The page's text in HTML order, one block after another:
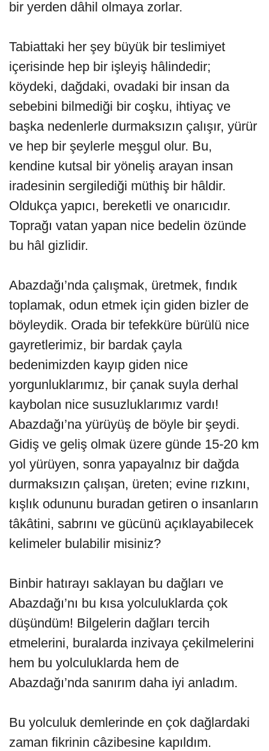
bir yerden dâhil olmaya zorlar.
Tabiattaki her şey büyük bir teslimiyet
içerisinde hep bir işleyiş hâlindedir;
köydeki, dağdaki, ovadaki bir insan da
sebebini bilmediği bir coşku, ihtiyaç ve
başka nedenlerle durmaksızın çalışır, yürür
ve hep bir şeylerle meşgul olur. Bu,
kendine kutsal bir yöneliş arayan insan
iradesinin sergilediği müthiş bir hâldir.
Oldukça yapıcı, bereketli ve onarıcıdır.
Toprağı vatan yapan nice bedelin özünde
bu hâl gizlidir.
Abazdağı’nda çalışmak, üretmek, fındık
toplamak, odun etmek için giden bizler de
böyleydik. Orada bir tefekküre bürülü nice
gayretlerimiz, bir bardak çayla
bedenimizden kayıp giden nice
yorgunluklarımız, bir çanak suyla derhal
kaybolan nice susuzluklarımız vardı!
Abazdağı’na yürüyüş de böyle bir şeydi.
Gidiş ve geliş olmak üzere günde 15-20 km
yol yürüyen, sonra yapayalnız bir dağda
durmaksızın çalışan, üreten; evine rızkını,
kışlık odununu buradan getiren o insanların
tâkâtini, sabrını ve gücünü açıklayabilecek
kelimeler bulabilir misiniz?
Binbir hatırayı saklayan bu dağları ve
Abazdağı’nı bu kısa yolculuklarda çok
düşündüm! Bilgelerin dağları tercih
etmelerini, buralarda inzivaya çekilmelerini
hem bu yolculuklarda hem de
Abazdağı’nda sanırım daha iyi anladım.
Bu yolculuk demlerinde en çok dağlardaki
zaman fikrinin câzibesine kapıldım.